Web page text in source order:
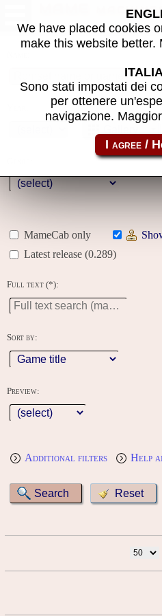
MAME
MameCab only
Latest release (0.289)
Full text (*):
Sort by:
Preview:
Additional filters Help
We have placed cookies
make this website better.
Sono stati impostati dei
per ottenere
navigazione.